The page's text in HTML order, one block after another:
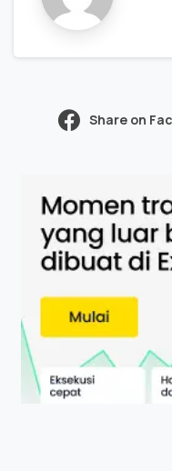
Share on